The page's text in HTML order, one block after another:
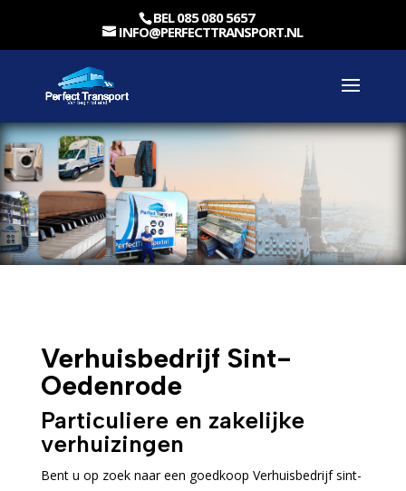
BEL 085 080 5657
INFO@PERFECTTRANSPORT.NL
Verhuisbedrijf Sint-
Oedenrode
Particuliere en zakelijke
verhuizingen
Bent u op zoek naar een goedkoop Verhuisbedrijf sint-